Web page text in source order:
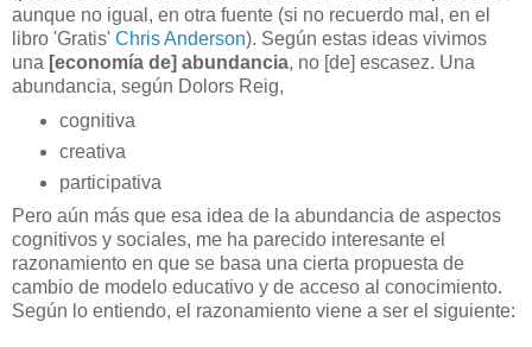
aunque no igual, en otra fuente (si no recuerdo mal, en el
libro 'Gratis' Chris Anderson). Según estas ideas vivimos
una [economía de] abundancia, no [de] escasez. Una
abundancia, según Dolors Reig,
cognitiva
creativa
participativa
Pero aún más que esa idea de la abundancia de aspectos
cognitivos y sociales, me ha parecido interesante el
razonamiento en que se basa una cierta propuesta de
cambio de modelo educativo y de acceso al conocimiento.
Según lo entiendo, el razonamiento viene a ser el siguiente: